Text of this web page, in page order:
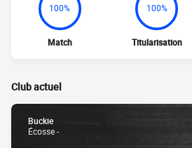
100%
Match
100%
Titularisation
Club actuel
Buckie
Écosse -